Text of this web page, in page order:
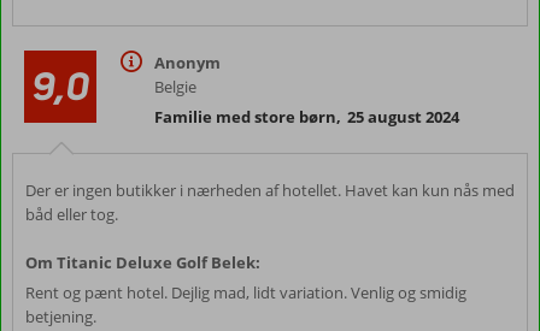
9,0
Anonym
Belgie
Familie med store børn, 25 august 2024
Der er ingen butikker i nærheden af hotellet. Havet kan kun nås med
båd eller tog.
Om Titanic Deluxe Golf Belek:
Rent og pænt hotel. Dejlig mad, lidt variation. Venlig og smidig
betjening.